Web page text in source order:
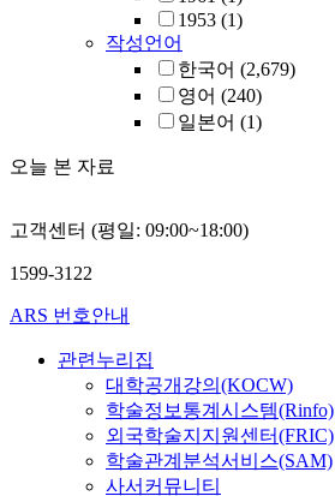
1953 (1)
작성언어
한국어 (2,679)
영어 (240)
일본어 (1)
오늘 본 자료
고객센터 (평일: 09:00~18:00)
1599-3122
ARS 번호안내
관련누리집
대학공개강의(KOCW)
학술정보통계시스템(Rinfo)
외국학술지지원센터(FRIC)
학술관계분석서비스(SAM)
사서커뮤니티